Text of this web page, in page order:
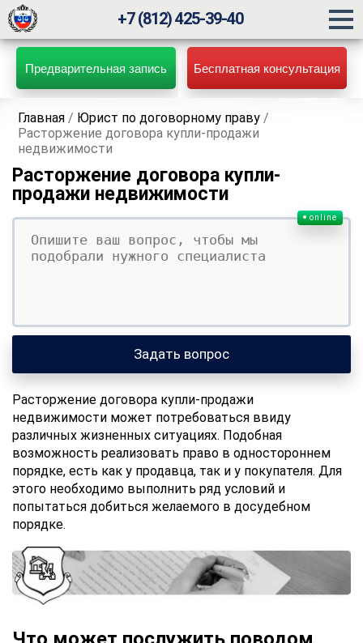
Предварительная запись Бесплатная консультация
+7 (812) 425-39-40
Главная / Юрист по договорному праву /
Расторжение договора купли-продажи
недвижимости
Расторжение договора купли-
продажи недвижимости
Ваш вопрос
Ваше имя
Ваши контакты
online
Задать вопрос
Расторжение договора купли-продажи
недвижимости может потребоваться ввиду
различных жизненных ситуациях. Подобная
возможность реализовать право в одностороннем
порядке, есть как у продавца, так и у покупателя. Для
этого необходимо выполнить ряд условий и
попытаться добиться желаемого в досудебном
порядке.